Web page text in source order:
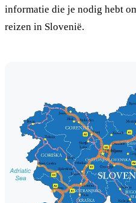
informatie die je nodig hebt
reizen in Slovenië.